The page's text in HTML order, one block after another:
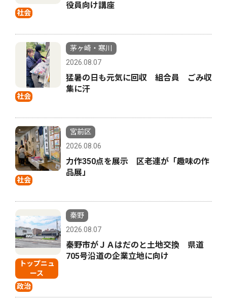
社会
役員向け講座
社会
茅ヶ崎・寒川
2026.08.07
猛暑の日も元気に回収 組合員 ごみ収
集に汗
社会
宮前区
2026.08.06
力作350点を展示 区老連が「趣味の作
品展」
トップニュ
ース
政治
秦野
2026.08.07
秦野市がＪＡはだのと土地交換 県道
705号沿道の企業立地に向け